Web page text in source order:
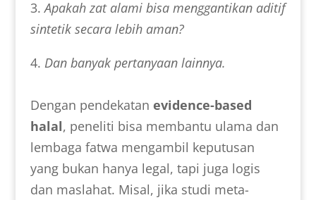
3.Apakah zat alami bisa menggantikan aditif
sintetik secara lebih aman?
4. Dan banyak pertanyaan lainnya.
Dengan pendekatan evidence-based
halal, peneliti bisa membantu ulama dan
lembaga fatwa mengambil keputusan
yang bukan hanya legal, tapi juga logis
dan maslahat. Misal, jika studi meta-